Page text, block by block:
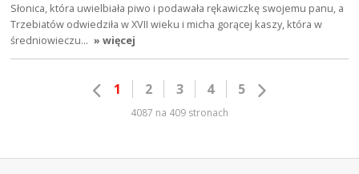
Słonica, która uwielbiała piwo i podawała rękawiczkę swojemu panu, a
Trzebiatów odwiedziła w XVII wieku i micha gorącej kaszy, która w
średniowieczu… » więcej
1 2 3 4 5
4087 na 409 stronach